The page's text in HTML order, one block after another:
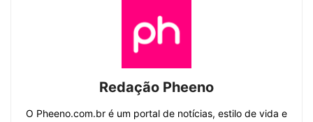
Redação Pheeno
O Pheeno.com.br é um portal de notícias, estilo de vida e